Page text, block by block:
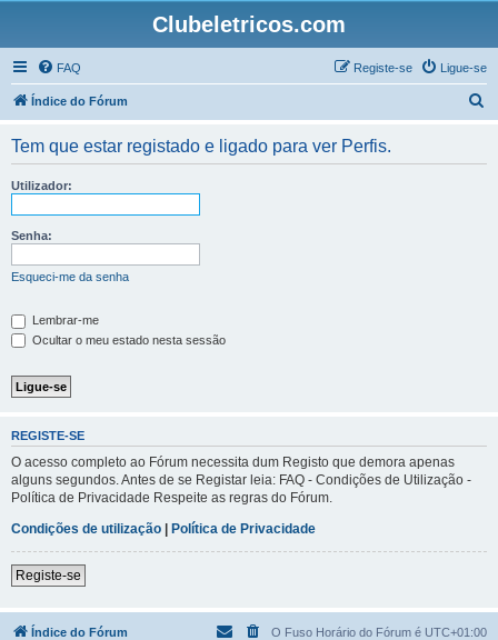
Clubeletricos.com
FAQ Ligue-se
Registe-se
Índice do Fórum
Tem que estar registado e ligado para ver Perfis.
Utilizador:
Senha:
Esqueci-me da senha
Lembrar-me
Ocultar o meu estado nesta sessão
REGISTE-SE
O acesso completo ao Fórum necessita dum Registo que demora apenas
alguns segundos. Antes de se Registar leia: FAQ - Condições de Utilização -
Política de Privacidade Respeite as regras do Fórum.
Condições de utilização | Política de Privacidade
Registe-se
Índice do Fórum O Fuso Horário do Fórum é UTC+01:00